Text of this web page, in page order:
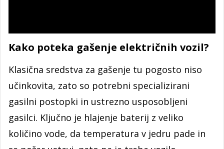
Kako poteka gašenje električnih vozil?
Klasična sredstva za gašenje tu pogosto niso
učinkovita, zato so potrebni specializirani
gasilni postopki in ustrezno usposobljeni
gasilci. Ključno je hlajenje baterij z veliko
količino vode, da temperatura v jedru pade in